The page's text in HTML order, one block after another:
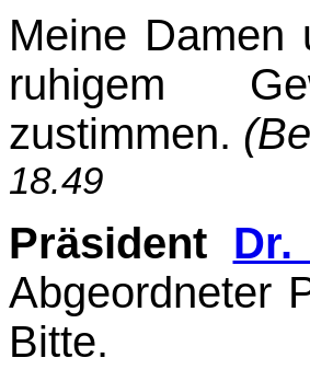
Meine Damen
ruhigem
zustimmen.
18.49
Präsident
Abgeordneter
Bitte.